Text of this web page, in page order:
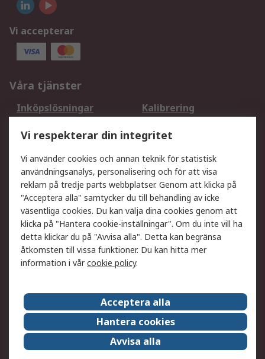
Vi accepterar
Våra tjänster
Inköpslösningar
Kalibrering
DesignSpark
Teknisk Support
Ditt lokala säljteam
Exportlösningar
Support
Få hjälp
Retur av varor
Leverans
Spåra din order
Begär en fakturakopi
Fördelar med RS-konto
Betalningsalternativ
Om RS
Försäljningsvillkor
Det juridiska
Press Centre
Jobba hos RS
ESG
Vi respekterar din integritet
Vi använder cookies och annan teknik för statistisk
användningsanalys, personalisering och för att visa
reklam på tredje parts webbplatser. Genom att klicka på
"Acceptera alla" samtycker du till behandling av icke
väsentliga cookies. Du kan välja dina cookies genom att
klicka på "Hantera cookie-inställningar". Om du inte vill ha
detta klickar du på "Avvisa alla". Detta kan begränsa
åtkomsten till vissa funktioner. Du kan hitta mer
information i vårcookie policy.
Acceptera alla
Hantera cookies
Avvisa alla